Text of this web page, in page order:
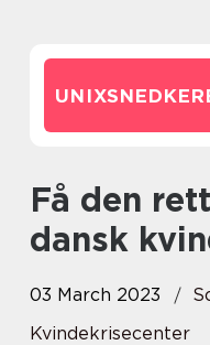
Få den rette hjælp på et
dansk
03 March 2023
Kvindekrisecenter